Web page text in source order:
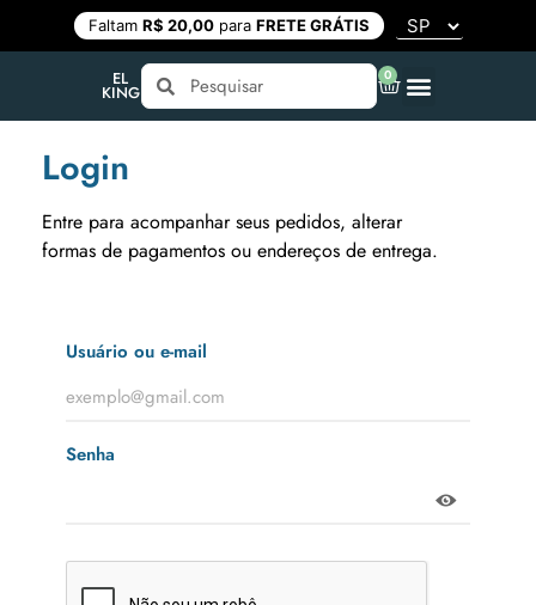
Faltam R$ 20,00para FRETE GRÁTIS
EL
KING
0
Login
Entre para acompanhar seus pedidos, alterar
formas de pagamentos ou endereços de entrega.
Usuário ou e-mail
Senha